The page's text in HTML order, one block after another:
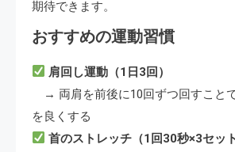
期待できます。
おすすめの運動習慣
肩回し運動（1日3回）
→ 両肩を前後に10回ずつ回すこと
を良くする
首のストレッチ（1回30秒×3セット